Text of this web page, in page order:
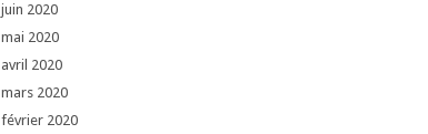
juin 2020
mai 2020
avril 2020
mars 2020
février 2020